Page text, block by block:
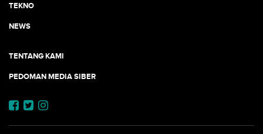
TEKNO
NEWS
TENTANG KAMI
PEDOMAN MEDIA SIBER